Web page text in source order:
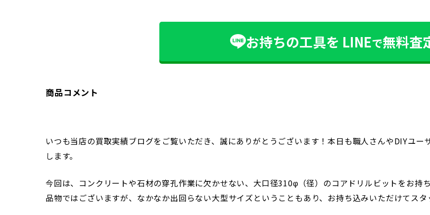
お持ちの工具を LINEで無料査
商品コメント
いつも当店の買取実績ブログをご覧いただき、誠にありがとうございます！本日も職人さんやDIYユ
します。
今回は、コンクリートや石材の穿孔作業に欠かせない、大口径310φ（径）のコアドリルビットをお持
品物ではございますが、なかなか出回らない大型サイズということもあり、お持ち込みいただけてスタ